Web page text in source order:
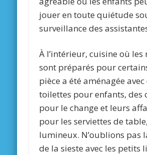
jouer en toute quiétude
surveillance des
À l’intérieur, cuisine où les
sont préparés pour
pièce a été aménagée avec
toilettes pour enfants, des
pour le change et leurs
pour les serviettes de
lumineux. N’oublions pas
de la sieste avec les petits